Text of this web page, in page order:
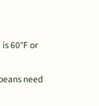
60°F or
need